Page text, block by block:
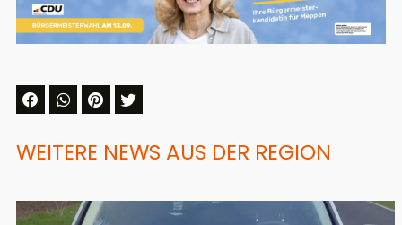
WEITERE NEWS AUS DER REGION